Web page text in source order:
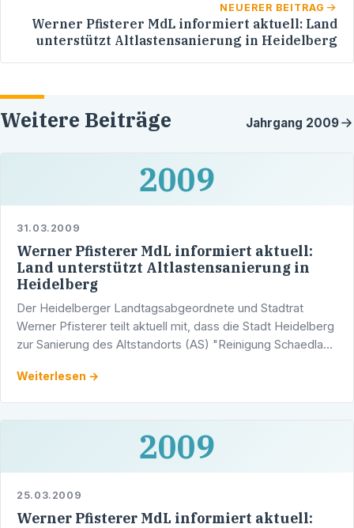
NEUERER BEITRAG
Werner Pfisterer MdL informiert aktuell: Land
unterstützt Altlastensanierung in Heidelberg
Weitere Beiträge Jahrgang 2009
2009
31.03.2009
Werner Pfisterer MdL informiert aktuell:
Land unterstützt Altlastensanierung in
Heidelberg
Der Heidelberger Landtagsabgeordnete und Stadtrat
Werner Pfisterer teilt aktuell mit, dass die Stadt Heidelberg
zur Sanierung des Altstandorts (AS) "Reinigung Schaedla"
…
Weiterlesen →
2009
25.03.2009
Werner Pfisterer MdL informiert aktuell: